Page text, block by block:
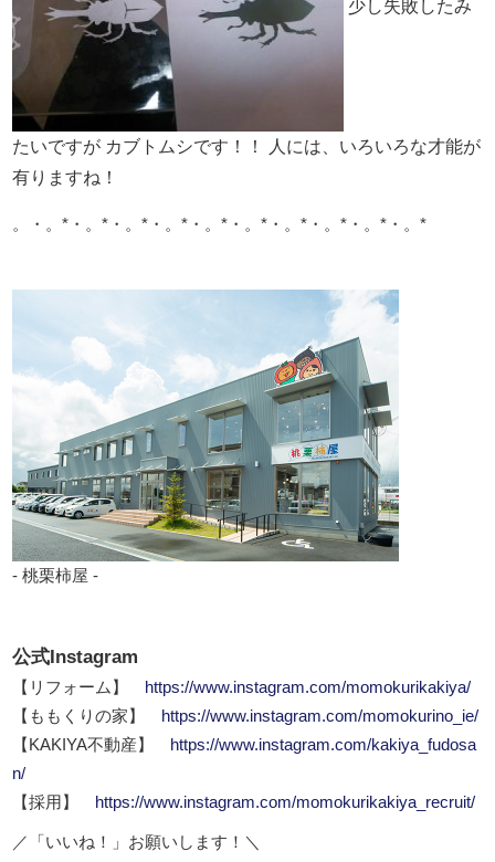
少し失敗したみ
たいですが カブトムシです！！
人には、いろいろな才能が
有りますね！
。・。*・。*・。*・。*・。*・。*・。*・。*・。*・。*
- 桃栗柿屋 -
公式Instagram
【リフォーム】
https://www.instagram.com/momokurikakiya/
【ももくりの家】
https://www.instagram.com/momokurino_ie/
【KAKIYA不動産】
https://www.instagram.com/kakiya_fudosa
n/
【採用】
https://www.instagram.com/momokurikakiya_recruit/
／「いいね！」お願いします！＼